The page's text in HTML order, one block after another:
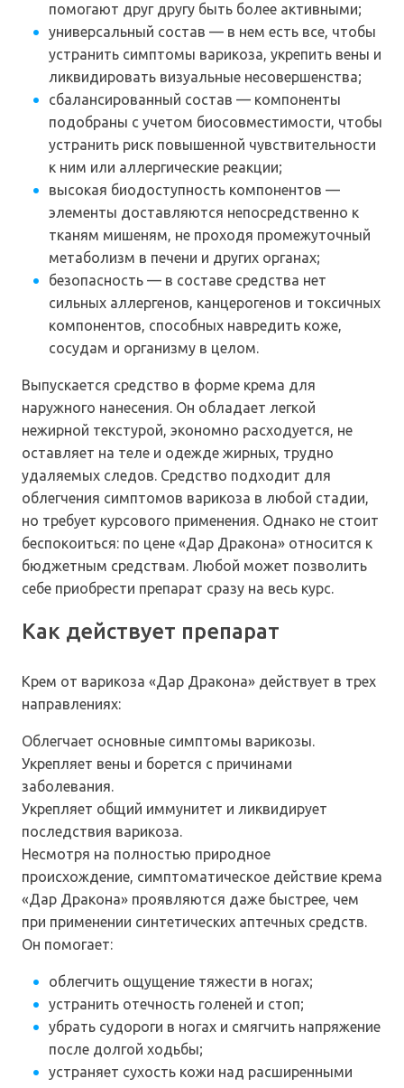
помогают друг другу быть более активными;
универсальный состав — в нем есть все, чтобы
устранить симптомы варикоза, укрепить вены и
ликвидировать визуальные несовершенства;
сбалансированный состав — компоненты
подобраны с учетом биосовместимости, чтобы
устранить риск повышенной чувствительности
к ним или аллергические реакции;
высокая биодоступность компонентов —
элементы доставляются непосредственно к
тканям мишеням, не проходя промежуточный
метаболизм в печени и других органах;
безопасность — в составе средства нет
сильных аллергенов, канцерогенов и токсичных
компонентов, способных навредить коже,
сосудам и организму в целом.
Выпускается средство в форме крема для
наружного нанесения. Он обладает легкой
нежирной текстурой, экономно расходуется, не
оставляет на теле и одежде жирных, трудно
удаляемых следов. Средство подходит для
облегчения симптомов варикоза в любой стадии,
но требует курсового применения. Однако не стоит
беспокоиться: по цене «Дар Дракона» относится к
бюджетным средствам. Любой может позволить
себе приобрести препарат сразу на весь курс.
Как действует препарат
Крем от варикоза «Дар Дракона» действует в трех
направлениях:
Облегчает основные симптомы варикозы.
Укрепляет вены и борется с причинами
заболевания.
Укрепляет общий иммунитет и ликвидирует
последствия варикоза.
Несмотря на полностью природное
происхождение, симптоматическое действие крема
«Дар Дракона» проявляются даже быстрее, чем
при применении синтетических аптечных средств.
Он помогает:
облегчить ощущение тяжести в ногах;
устранить отечность голеней и стоп;
убрать судороги в ногах и смягчить напряжение
после долгой ходьбы;
устраняет сухость кожи над расширенными